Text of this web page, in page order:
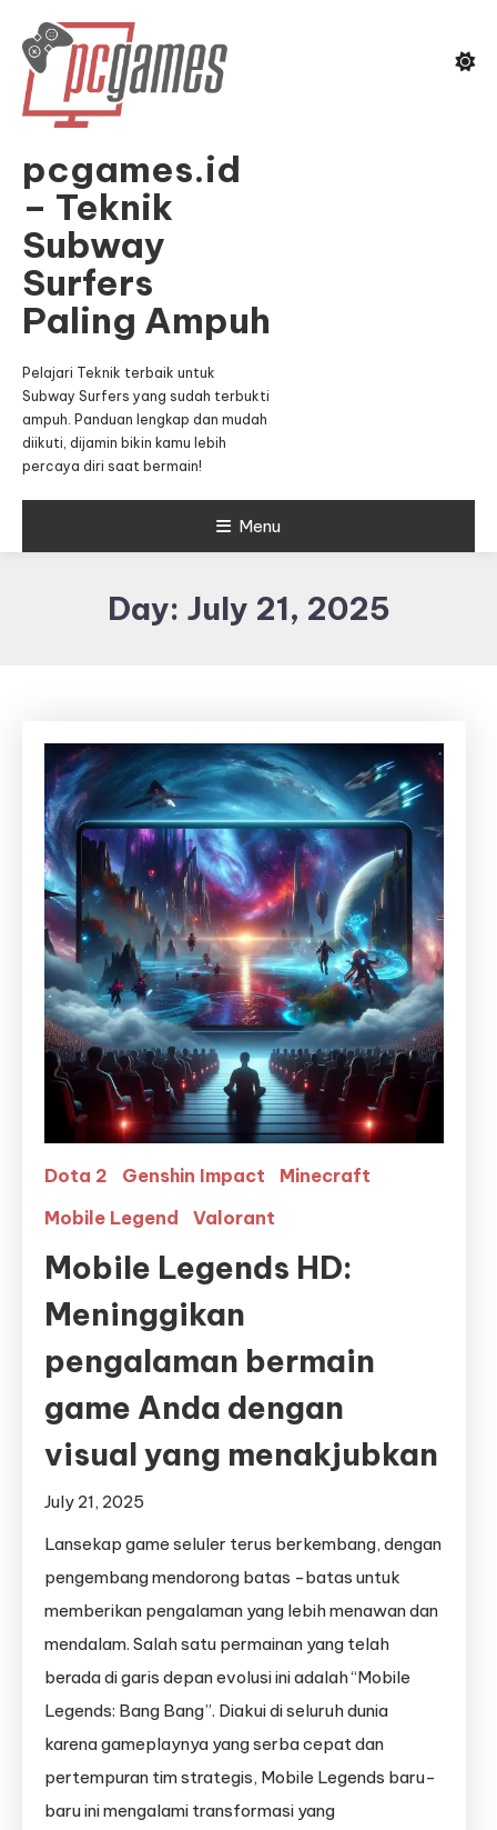
Content
pcgames.id
– Teknik
Subway
Surfers
Paling Ampuh
Pelajari Teknik terbaik untuk
Subway Surfers yang sudah terbukti
ampuh. Panduan lengkap dan mudah
diikuti, dijamin bikin kamu lebih
percaya diri saat bermain!
Menu
Day: July 21, 2025
Dota 2 Genshin Impact
Minecraft
Mobile Legend
Valorant
Mobile Legends HD:
Meninggikan
pengalaman bermain
game Anda dengan
visual yang menakjubkan
July 21, 2025
Lansekap game seluler terus berkembang, dengan
pengembang mendorong batas -batas untuk
memberikan pengalaman yang lebih menawan dan
mendalam. Salah satu permainan yang telah
berada di garis depan evolusi ini adalah “Mobile
Legends: Bang Bang”. Diakui di seluruh dunia
karena gameplaynya yang serba cepat dan
pertempuran tim strategis, Mobile Legends baru-
baru ini mengalami transformasi yang